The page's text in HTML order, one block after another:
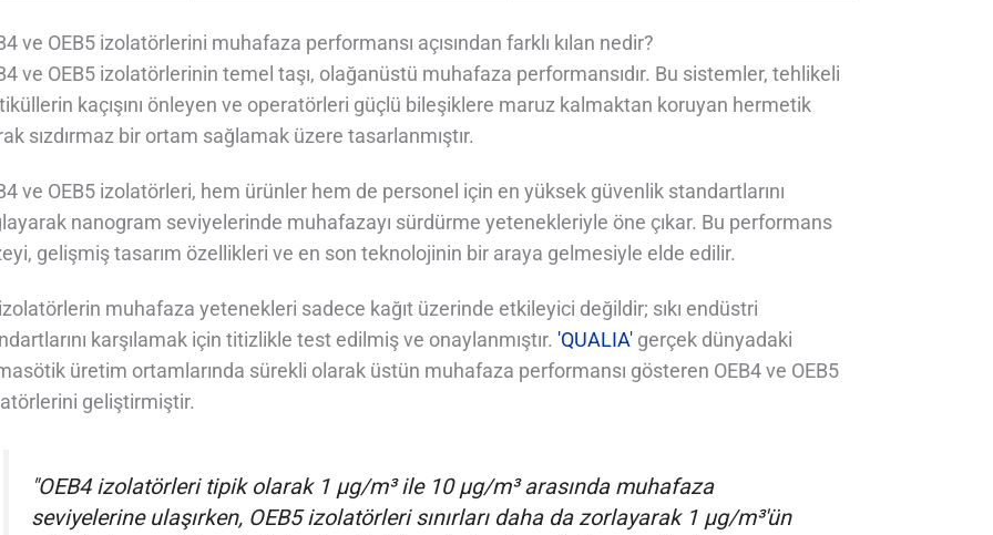
ve OEB5 izolatörlerini muhafaza performansı açısından farklı kılan nedir?
ve OEB5 izolatörlerinin temel taşı, olağanüstü muhafaza performansıdır. Bu sistemler, tehlikeli
kaçışını önleyen ve operatörleri güçlü bileşiklere maruz kalmaktan koruyan hermetik
sızdırmaz bir ortam sağlamak üzere tasarlanmıştır.
ve OEB5 izolatörleri, hem ürünler hem de personel için en yüksek güvenlik standartlarını
nanogram seviyelerinde muhafazayı sürdürme yetenekleriyle öne çıkar. Bu performans
gelişmiş tasarım özellikleri ve en son teknolojinin bir araya gelmesiyle elde edilir.
muhafaza yetenekleri sadece kağıt üzerinde etkileyici değildir; sıkı endüstri
karşılamak için titizlikle test edilmiş ve onaylanmıştır. 'QUALIA' gerçek dünyadaki
üretim ortamlarında sürekli olarak üstün muhafaza performansı gösteren OEB4 ve OEB5
geliştirmiştir.
"OEB4 izolatörleri tipik olarak 1 μg/m³ ile 10 μg/m³ arasında muhafaza
seviyelerine ulaşırken, OEB5 izolatörleri sınırları daha da zorlayarak 1 μg/m³'ün